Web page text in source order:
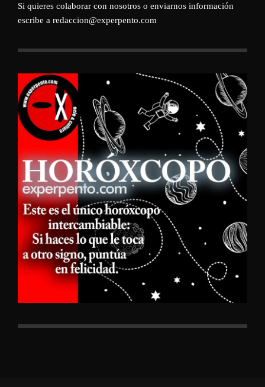
Si quieres colaborar con nosotros o enviarnos información
escribe a redaccion@experpento.com